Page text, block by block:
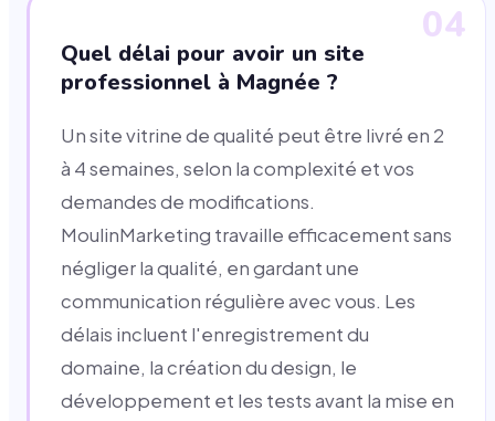
04
Quel délai pour avoir un site
professionnel à Magnée ?
Un site vitrine de qualité peut être livré en 2
à 4 semaines, selon la complexité et vos
demandes de modifications.
MoulinMarketing travaille efficacement sans
négliger la qualité, en gardant une
communication régulière avec vous. Les
délais incluent l'enregistrement du
domaine, la création du design, le
développement et les tests avant la mise en